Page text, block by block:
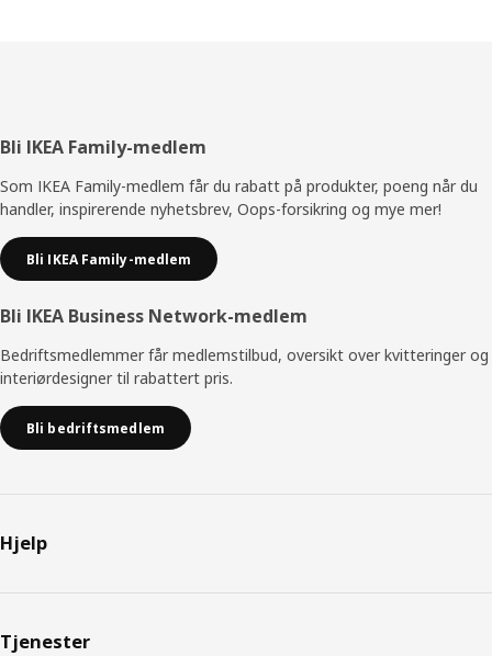
Bunntekst
Bli IKEA Family-medlem
Som IKEA Family-medlem får du rabatt på produkter, poeng når du
handler, inspirerende nyhetsbrev, Oops-forsikring og mye mer!
Bli IKEA Family-medlem
Bli IKEA Business Network-medlem
Bedriftsmedlemmer får medlemstilbud, oversikt over kvitteringer og
interiørdesigner til rabattert pris.
Bli bedriftsmedlem
Hjelp
Tjenester